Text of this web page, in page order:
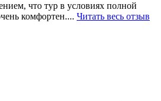
что тур в условиях полной
комфортен.... Читать весь отзыв